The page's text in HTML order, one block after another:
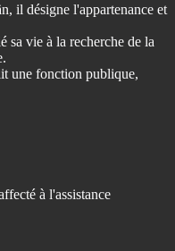
il désigne l'appartenance et
sa vie à la recherche de la
une fonction publique,
à l'assistance